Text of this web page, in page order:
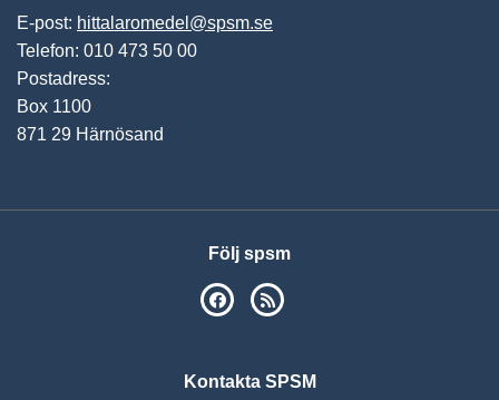
E-post: hittalaromedel@spsm.se
Telefon: 010 473 50 00
Postadress:
Box 1100
871 29 Härnösand
Följ spsm
SPSM på Facebook
Kontakta SPSM